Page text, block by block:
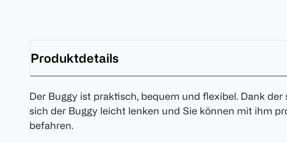
Produktdetails
Der Buggy ist praktisch, bequem und flexibel. Dank
sich der Buggy leicht lenken und Sie können mit ihm
befahren.